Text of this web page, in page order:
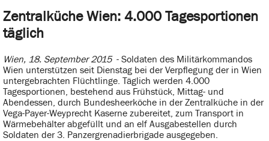
Zentralküche Wien: 4.000 Tagesportionen
täglich
Wien, 18. September 2015 - Soldaten des Militärkommandos
Wien unterstützen seit Dienstag bei der Verpflegung der in Wien
untergebrachten Flüchtlinge. Täglich werden 4.000
Tagesportionen, bestehend aus Frühstück, Mittag- und
Abendessen, durch Bundesheerköche in der Zentralküche in der
Vega-Payer-Weyprecht Kaserne zubereitet, zum Transport in
Wärmebehälter abgefüllt und an elf Ausgabestellen durch
Soldaten der 3. Panzergrenadierbrigade ausgegeben.